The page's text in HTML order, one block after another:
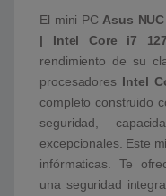
El mini PC Asus
| Intel Core i7
rendimiento de su
procesadores Intel
completo construido
seguridad,
excepcionales. Este
infórmaticas. Te
una seguridad